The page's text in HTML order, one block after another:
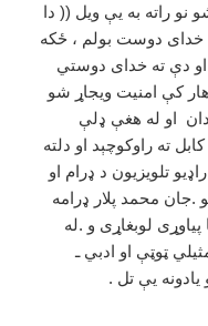
نو راته به یې ویل (( دا
خدای دوست بولم ، ځکه
او دې ته خدای دوستي
کې امنیت ویجاړ شو
او له هغې ډلې
ته راوکوچېد او دلته
راډیو تلویزیون د ډرام او
.جان محمد پلار ډرامه
لوبغاړی و .له
ټوټې او ادبي ـ
یې تل .